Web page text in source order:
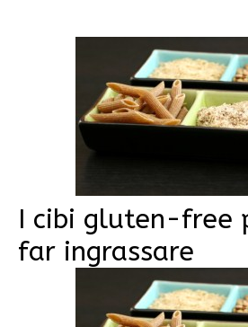
I cibi gluten-free
far ingrassare